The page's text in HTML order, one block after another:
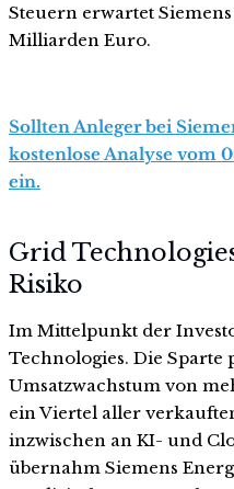
Steuern erwartet
Milliarden Euro.
Sollten Anleger bei
kostenlose Analyse vom
ein.
Grid
Risiko
Im Mittelpunkt der
Technologies. Die
Umsatzwachstum von
ein Viertel aller
inzwischen an KI- und
übernahm Siemens